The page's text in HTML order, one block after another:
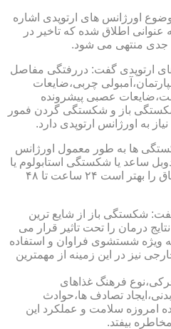
اورژانس های ارتوپدی اشاره
اطلاق شده که تاخیر در
منتهی می شود.
ارتوپدی گفت: دررفتگی مفاصل
چربی،ضایعات
عصبی پیشرونده
باز و شکستگی گردن فمور
به اورژانس ارتوپدی دارد.
ها به طور معمول اورژانس
ساعد یا شکستگی استابولوم یا
شکستگی های بسته بازو و یا ساق را بهتر است ۲۴ ساعت تا ۴۸
شکستگی باز از شایع ترین
درمان را تحت تاثیر قرار می
ویژه شستشوی فراوان و استفاده
نیز در این زمینه از مهمترین
فرهنگ غذاهای
تصادف ها،حوادث
امروزه سلامت و عملکرد این
بیفتد.